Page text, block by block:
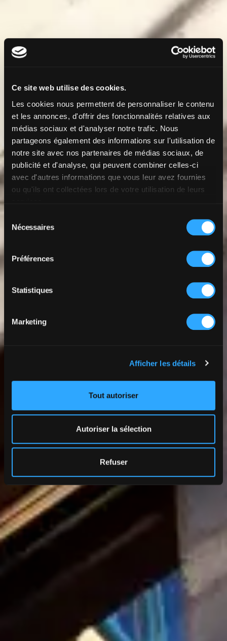
Ce site web utilise des cookies.
Les cookies nous permettent de personnaliser le contenu
et les annonces, d'offrir des fonctionnalités relatives aux
médias sociaux et d'analyser notre trafic. Nous
partageons également des informations sur l'utilisation de
notre site avec nos partenaires de médias sociaux, de
publicité et d'analyse, qui peuvent combiner celles-ci
avec d'autres informations que vous leur avez fournies
ou qu'ils ont collectées lors de votre utilisation de leurs
Nécessaires
Préférences
Statistiques
Marketing
Afficher les détails
Tout autoriser
Autoriser la sélection
Refuser